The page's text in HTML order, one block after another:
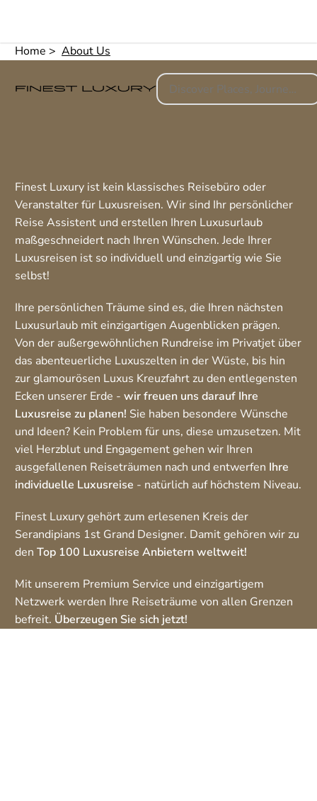
Home About Us
Finest Luxury ist kein klassisches Reisebüro oder
Veranstalter für Luxusreisen. Wir sind Ihr persönlicher
Reise Assistent und erstellen Ihren Luxusurlaub
maßgeschneidert nach Ihren Wünschen. Jede Ihrer
Luxusreisen ist so individuell und einzigartig wie Sie
selbst!
Ihre persönlichen Träume sind es, die Ihren nächsten
Luxusurlaub mit einzigartigen Augenblicken prägen.
Von der außergewöhnlichen Rundreise im Privatjet über
das abenteuerliche Luxuszelten in der Wüste, bis hin
zur glamourösen Luxus Kreuzfahrt zu den entlegensten
Ecken unserer Erde - wir freuen uns darauf Ihre
Luxusreise zu planen! Sie haben besondere Wünsche
und Ideen? Kein Problem für uns, diese umzusetzen. Mit
viel Herzblut und Engagement gehen wir Ihren
ausgefallenen Reiseträumen nach und entwerfen Ihre
individuelle Luxusreise - natürlich auf höchstem Niveau.
Finest Luxury gehört zum erlesenen Kreis der
Serandipians 1st Grand Designer. Damit gehören wir zu
den Top 100 Luxusreise Anbietern weltweit!
Mit unserem Premium Service und einzigartigem
Netzwerk werden Ihre Reiseträume von allen Grenzen
befreit. Überzeugen Sie sich jetzt!